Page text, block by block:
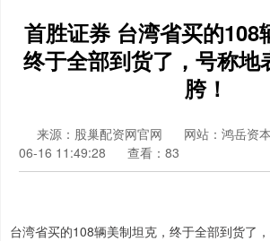
首胜证券 台湾省买的108
终于全部到货了，号称地
胯！
来源：股巢配资网官网 网站：鸿岳资
06-16 11:49:28
查看：83
台湾省买的108辆美制坦克，终于全部到货了